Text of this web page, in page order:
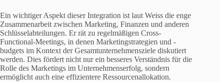
Ein wichtiger Aspekt dieser Integration ist laut Weiss die enge
Zusammenarbeit zwischen Marketing, Finanzen und anderen
Schlüsselabteilungen. Er rät zu regelmäßigen Cross-
Functional-Meetings, in denen Marketingstrategien und -
budgets im Kontext der Gesamtunternehmensziele diskutiert
werden. Dies fördert nicht nur ein besseres Verständnis für die
Rolle des Marketings im Unternehmenserfolg, sondern
ermöglicht auch eine effizientere Ressourcenallokation.